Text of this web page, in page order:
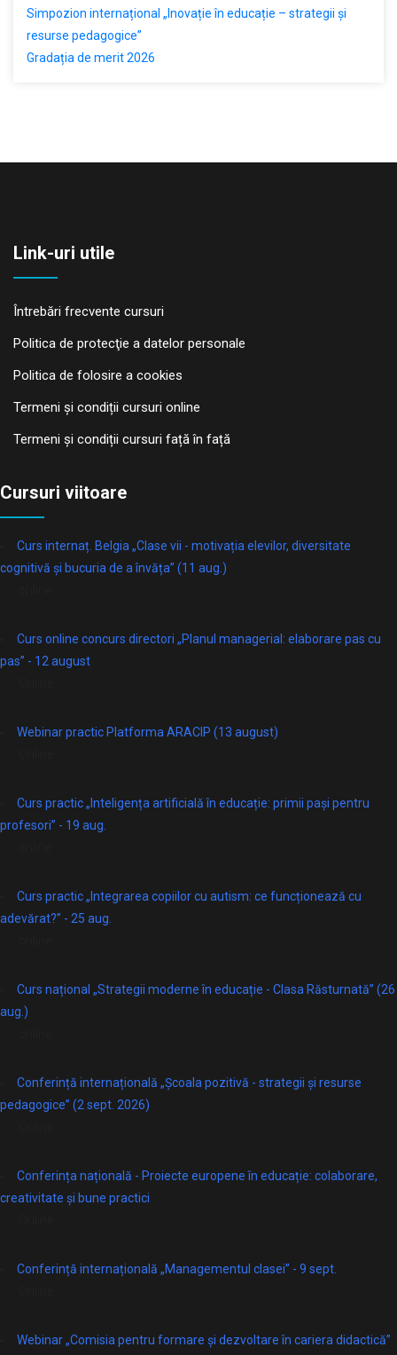
Simpozion internațional „Inovație în educație – strategii și
resurse pedagogice”
Gradația de merit 2026
Link-uri utile
Întrebări frecvente cursuri
Politica de protecţie a datelor personale
Politica de folosire a cookies
Termeni și condiții cursuri online
Termeni și condiții cursuri față în față
Cursuri viitoare
Curs internaț. Belgia „Clase vii - motivația elevilor, diversitate
cognitivă și bucuria de a învăța” (11 aug.)
Curs online concurs directori „Planul managerial: elaborare pas cu
pas” - 12 august
Webinar practic Platforma ARACIP (13 august)
Curs practic „Inteligența artificială în educație: primii pași pentru
profesori” - 19 aug.
Curs practic „Integrarea copiilor cu autism: ce funcționează cu
adevărat?” - 25 aug.
Curs național „Strategii moderne în educație - Clasa Răsturnată” (26
aug.)
Conferință internațională „Școala pozitivă - strategii și resurse
pedagogice” (2 sept. 2026)
Conferința națională - Proiecte europene în educație: colaborare,
creativitate și bune practici
Conferință internațională „Managementul clasei” - 9 sept.
Webinar „Comisia pentru formare și dezvoltare în cariera didactică”